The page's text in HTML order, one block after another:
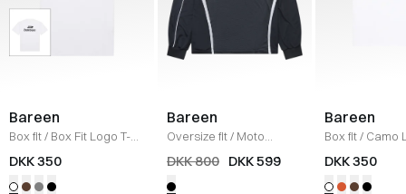
Bareen
Box fit/ Box Fit Logo T-
shirt /WHITE
DKK 350
Bareen
Oversize fit/ Moto
Longsleeve T-shirt /
DKK 800 DKK 599
Bareen
Box fit/ Camo
T-shirt/ WHITE
DKK 350